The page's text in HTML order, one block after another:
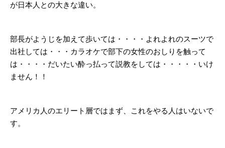
が日本人との大きな違い。
部長がようじを加えて歩いては・・・・よれよれのスーツで
出社しては・・・カラオケで部下の女性のおしりを触って
は・・・・だいたい酔っ払って説教をしては・・・・・いけ
ません！！
アメリカ人のエリート層ではまず、これをやる人はいないで
す。